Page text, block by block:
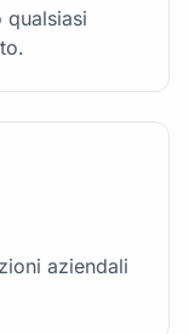
qualsiasi
aziendali